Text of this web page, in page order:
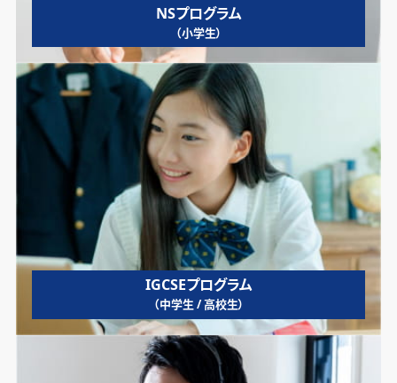
NSプログラム
（小学生）
IGCSEプログラム
（中学生 / 高校生）